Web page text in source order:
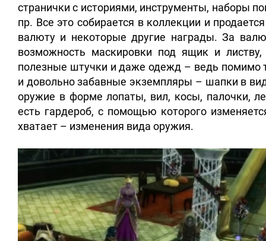
странички с историями, инструменты, наборы
пр. Все это собирается в коллекции и
валюту и некоторые другие награды. За
возможность маскировки под ящик и
полезные штучки и даже одежд – ведь помимо
и довольно забавные экземпляры – шапки в
оружие в форме лопаты, вил, косы, палочки,
есть гардероб, с помощью которого
хватает – изменения вида оружия.